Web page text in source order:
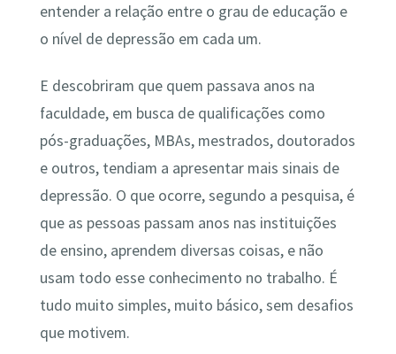
entender a relação entre o grau de educação e
o nível de depressão em cada um.
E descobriram que quem passava anos na
faculdade, em busca de qualificações como
pós-graduações, MBAs, mestrados, doutorados
e outros, tendiam a apresentar mais sinais de
depressão. O que ocorre, segundo a pesquisa, é
que as pessoas passam anos nas instituições
de ensino, aprendem diversas coisas, e não
usam todo esse conhecimento no trabalho. É
tudo muito simples, muito básico, sem desafios
que motivem.